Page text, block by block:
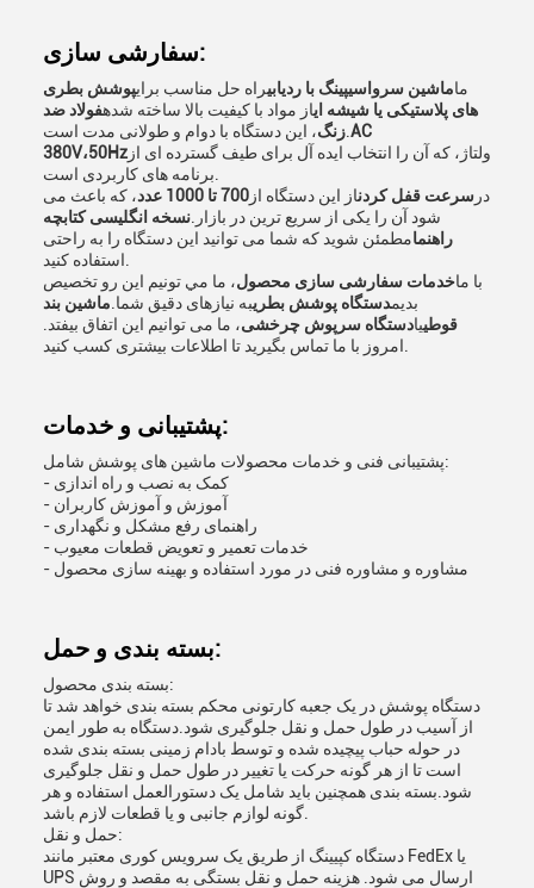
سفارشی سازی:
ماماشین سرواسیپینگ با ردیابیراه حل مناسب برایپوشش بطری
های پلاستیکی یا شیشه ایاز مواد با کیفیت بالا ساخته شدهفولاد ضد
زنگ AC
380V،50Hz ولتاژ، که آن را انتخاب ایده آل برای طیف گسترده ای از
در سرعت قفل کردناز این دستگاه از 700 تا 1000 عدد
، که باعث می
شود آن را یکی از سریع ترین در بازار. نسخه انگلیسی کتابچه
راهنمامطمئن شوید که شما می توانید این دستگاه را به راحتی
با ماخدمات سفارشی سازی محصول، ما مي تونيم اين رو تخصيص
بديمدستگاه پوشش بطریبه نیازهای دقیق شما. ماشین بند
قوطییادستگاه سرپوش چرخشی، ما می توانیم این اتفاق بیفتد.
پشتیبانی و خدمات:
پشتیبانی فنی و خدمات محصولات ماشین های پوشش شامل:
- کمک به نصب و راه اندازی
- آموزش و آموزش کاربران
- راهنمای رفع مشکل و نگهداری
- خدمات تعمیر و تعویض قطعات معیوب
- مشاوره و مشاوره فنی در مورد استفاده و بهینه سازی محصول
بسته بندی و حمل:
بسته بندی محصول:
دستگاه پوشش در یک جعبه کارتونی محکم بسته بندی خواهد شد تا
از آسیب در طول حمل و نقل جلوگیری شود.دستگاه به طور ایمن
در حوله حباب پیچیده شده و توسط بادام زمینی بسته بندی شده
است تا از هر گونه حرکت یا تغییر در طول حمل و نقل جلوگیری
شود.بسته بندی همچنین باید شامل یک دستورالعمل استفاده و هر
حمل و نقل:
دستگاه کپیینگ از طریق یک سرویس کوری معتبر مانند FedEx یا
UPS ارسال می شود. هزینه حمل و نقل بستگی به مقصد و روش